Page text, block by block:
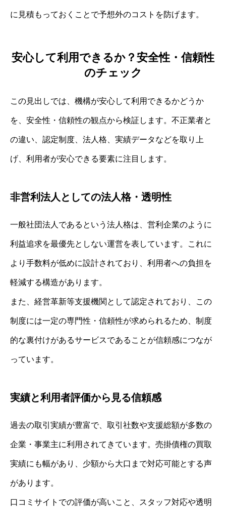
に見積もっておくことで予想外のコストを防げます。
安心して利用できるか？安全性・信頼性
のチェック
この見出しでは、機構が安心して利用できるかどうか
を、安全性・信頼性の観点から検証します。不正業者と
の違い、認定制度、法人格、実績データなどを取り上
げ、利用者が安心できる要素に注目します。
非営利法人としての法人格・透明性
一般社団法人であるという法人格は、営利企業のように
利益追求を最優先としない運営を表しています。これに
より手数料が低めに設計されており、利用者への負担を
軽減する構造があります。
また、経営革新等支援機関として認定されており、この
制度には一定の専門性・信頼性が求められるため、制度
的な裏付けがあるサービスであることが信頼感につなが
っています。
実績と利用者評価から見る信頼感
過去の取引実績が豊富で、取引社数や支援総額が多数の
企業・事業主に利用されてきています。売掛債権の買取
実績にも幅があり、少額から大口まで対応可能とする声
があります。
口コミサイトでの評価が高いこと、スタッフ対応や透明